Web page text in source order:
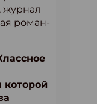
журнал
роман-
которой